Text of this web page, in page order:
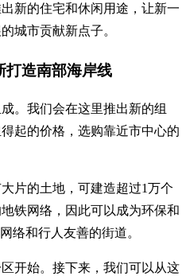
新的住宅和休闲用途，让新一
城市贡献新点子。
打造南部海岸线
。我们会在这里推出新的组
起的价格，选购靠近市中心的
片的土地，可建造超过1万个
铁网络，因此可以成为环保和
络和行人友善的街道。
开始。接下来，我们可以从这